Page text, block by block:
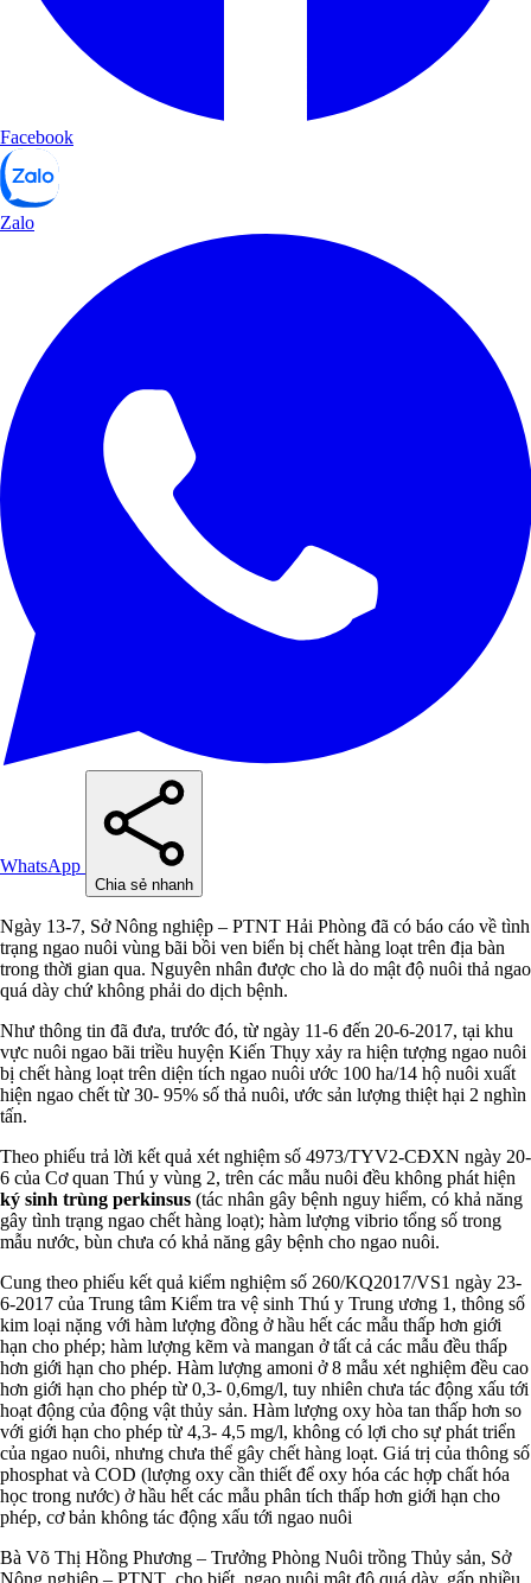
Facebook
Zalo
WhatsApp
Chia sẻ nhanh
Ngày 13-7, Sở Nông nghiệp – PTNT Hải Phòng đã có báo cáo về tình
trạng ngao nuôi vùng bãi bồi ven biển bị chết hàng loạt trên địa bàn
trong thời gian qua. Nguyên nhân được cho là do mật độ nuôi thả ngao
quá dày chứ không phải do dịch bệnh.
Như thông tin đã đưa, trước đó, từ ngày 11-6 đến 20-6-2017, tại khu
vực nuôi ngao bãi triều huyện Kiến Thụy xảy ra hiện tượng ngao nuôi
bị chết hàng loạt trên diện tích ngao nuôi ước 100 ha/14 hộ nuôi xuất
hiện ngao chết từ 30- 95% số thả nuôi, ước sản lượng thiệt hại 2 nghìn
tấn.
Theo phiếu trả lời kết quả xét nghiệm số 4973/TYV2-CĐXN ngày 20-
6 của Cơ quan Thú y vùng 2, trên các mẫu nuôi đều không phát hiện
ký sinh trùng perkinsus (tác nhân gây bệnh nguy hiểm, có khả năng
gây tình trạng ngao chết hàng loạt); hàm lượng vibrio tổng số trong
mẫu nước, bùn chưa có khả năng gây bệnh cho ngao nuôi.
Cung theo phiếu kết quả kiểm nghiệm số 260/KQ2017/VS1 ngày 23-
6-2017 của Trung tâm Kiểm tra vệ sinh Thú y Trung ương 1, thông số
kim loại nặng với hàm lượng đồng ở hầu hết các mẫu thấp hơn giới
hạn cho phép; hàm lượng kẽm và mangan ở tất cả các mẫu đều thấp
hơn giới hạn cho phép. Hàm lượng amoni ở 8 mẫu xét nghiệm đều cao
hơn giới hạn cho phép từ 0,3- 0,6mg/l, tuy nhiên chưa tác động xấu tới
hoạt động của động vật thủy sản. Hàm lượng oxy hòa tan thấp hơn so
với giới hạn cho phép từ 4,3- 4,5 mg/l, không có lợi cho sự phát triển
của ngao nuôi, nhưng chưa thể gây chết hàng loạt. Giá trị của thông số
phosphat và COD (lượng oxy cần thiết để oxy hóa các hợp chất hóa
học trong nước) ở hầu hết các mẫu phân tích thấp hơn giới hạn cho
phép, cơ bản không tác động xấu tới ngao nuôi
Bà Võ Thị Hồng Phương – Trưởng Phòng Nuôi trồng Thủy sản, Sở
Nông nghiệp – PTNT cho biết, ngao nuôi mật độ quá dày, gấp nhiều